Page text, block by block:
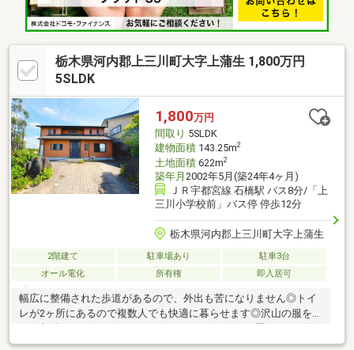
栃木県河内郡上三川町大字上蒲生 1,800万円
5SLDK
1,800万円
間取り 5SLDK
建物面積143.25m2
土地面積622m2
築年月 2002年5月(築24年4ヶ月)
ＪＲ宇都宮線 石橋駅 バス8分/「上
三川小学校前」バス停 停歩12分
栃木県河内郡上三川町大字上蒲生
2階建て 駐車場あり
駐車3台
オール電化
所有権 即入居可
幅広に整備された歩道があるので、外出も苦になりません◎トイ
レが2ヶ所にあるので複数人でも快適に暮らせます◎沢山の服を掛
倒な人におすすめです◎浴室1坪以上とゆとりある空間となってお